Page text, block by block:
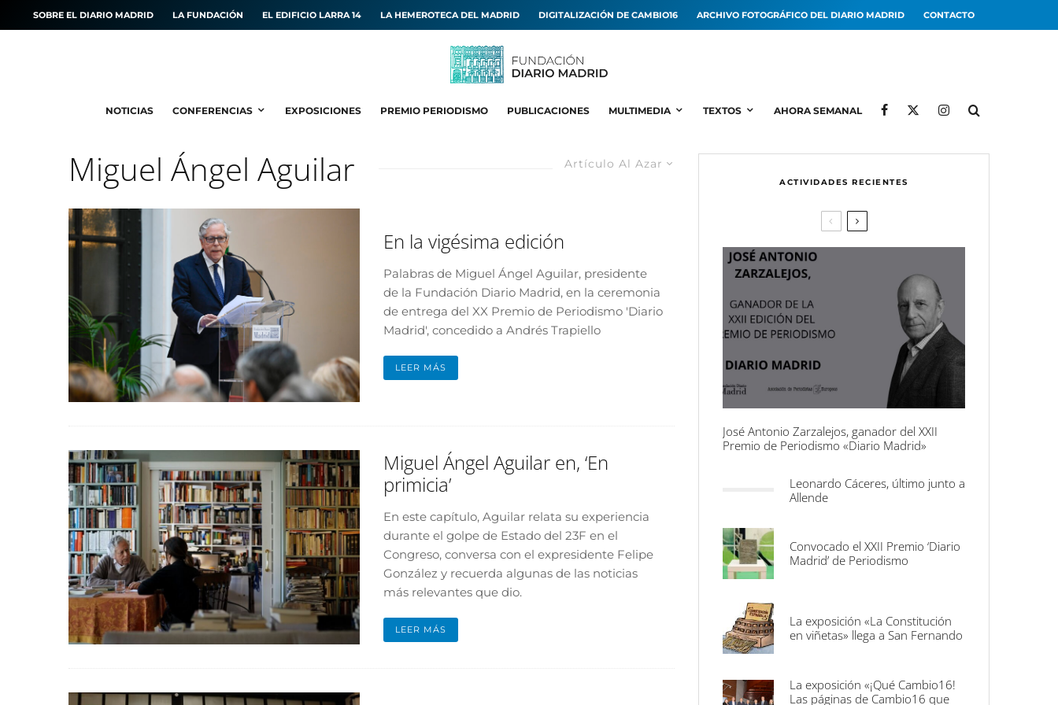
SOBRE EL DIARIO MADRID LA FUNDACIÓN EL EDIFICIO LARRA 14 LA HEMEROTECA DEL MADRID DIGITALIZACIÓN DE CAMBIO16 ARCHIVO FOTOGRÁFICO DEL DIARIO MADRID CONTACTO
NOTICIAS CONFERENCIAS EXPOSICIONES PREMIO PERIODISMO PUBLICACIONES MULTIMEDIA TEXTOS AHORA SEMANAL
Artículo Al Azar
Miguel Ángel Aguilar
En la vigésima edición
Palabras de Miguel Ángel Aguilar, presidente
de la Fundación Diario Madrid, en la ceremonia
de entrega del XX Premio de Periodismo 'Diario
Madrid', concedido a Andrés Trapiello
LEER MÁS
Miguel Ángel Aguilar en, ‘En
primicia’
En este capítulo, Aguilar relata su experiencia
durante el golpe de Estado del 23F en el
Congreso, conversa con el expresidente Felipe
González y recuerda algunas de las noticias
más relevantes que dio.
LEER MÁS
ACTIVIDADES RECIENTES
José Antonio Zarzalejos, ganador del XXII
Premio de Periodismo «Diario Madrid»
Leonardo Cáceres, último junto a
Allende
Convocado el XXII Premio ‘Diario
Madrid’ de Periodismo
La exposición «La Constitución
en viñetas» llega a San Fernando
La exposición «¡Qué Cambio16!
Las páginas de Cambio16 que